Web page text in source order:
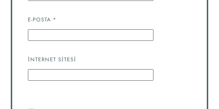
E-POSTA *
İNTERNET SITESI